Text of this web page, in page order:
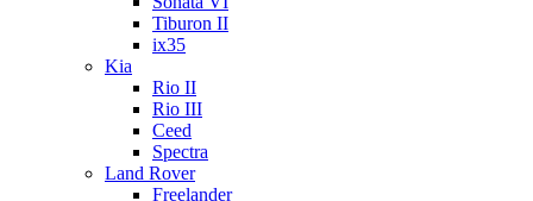
Tiburon II
ix35
Kia
Rio II
Rio III
Ceed
Spectra
Land Rover
Freelander